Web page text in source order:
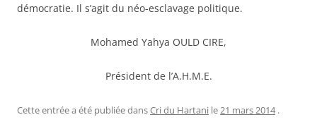
démocratie. Il s’agit du néo-esclavage politique.
Mohamed Yahya OULD CIRE,
Président de l’A.H.M.E.
Cette entrée a été publiée dansCri du Hartani le21 mars 2014 .